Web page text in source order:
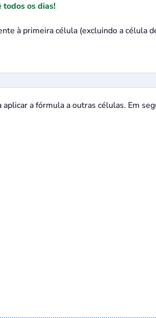
todos os dias!
à primeira célula (excluindo a célula
aplicar a fórmula a outras células. Em